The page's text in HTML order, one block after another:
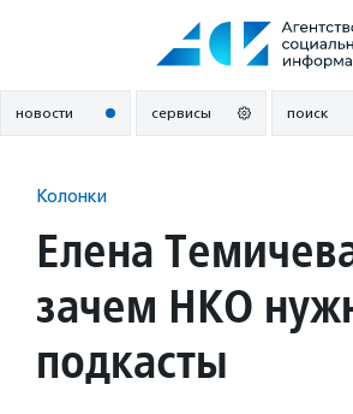
новости сервисы поиск
Колонки
Елена
зачем НКО
подкасты